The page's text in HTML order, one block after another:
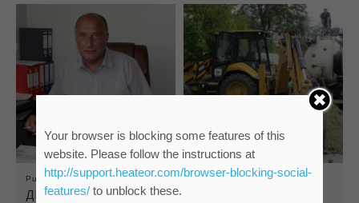
Published13/07/2016
ДЕВИЋ: ГАРАНЦИЈА
Published15/09/2017
Your browser is blocking some features of this
website. Please follow the instructions at
http://support.heateor.com/browser-blocking-social-
features/to unblock these.